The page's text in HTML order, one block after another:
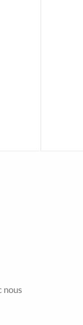
nous